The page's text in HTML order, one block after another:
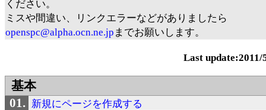
ください。
ミスや間違い、リンクエラーなどがありましたら
openspc@alpha.ocn.ne.jp までお願いします。
Last
基本
新規にページを作成する